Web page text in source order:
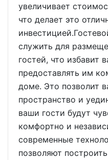
увеличивает
что делает это
служить для
гостей, что избавит
предоставлять им
доме. Это позволит
пространство и
ваши гости будут
комфортно и
современные
позволяют